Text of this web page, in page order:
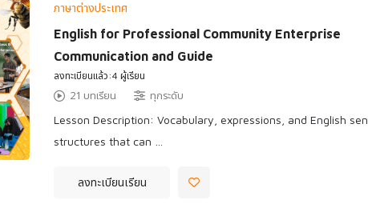
ภาษาต่างประเทศ
English for Professional Community Enterprise
Communication and Guide
ลงทะเบียนแล้ว:4 ผู้เรียน
21 บทเรียน ทุกระดับ
Lesson Description: Vocabulary, expressions, and English
structures that can …
ลงทะเบียนเรียน